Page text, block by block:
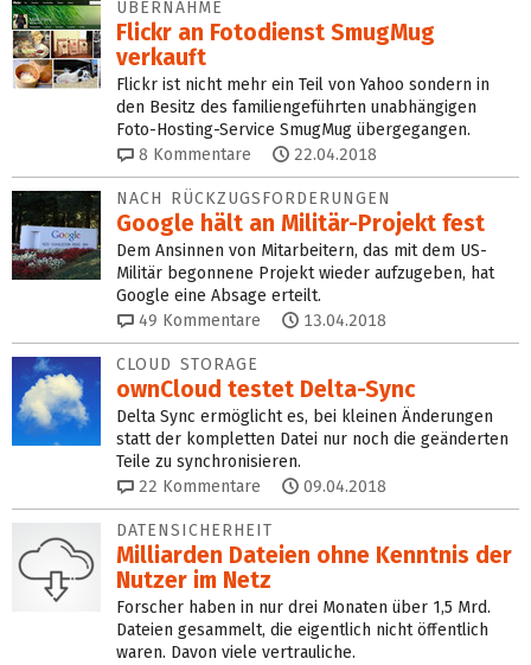
ÜBERNAHME
Flickr an Fotodienst SmugMug
verkauft
Flickr ist nicht mehr ein Teil von Yahoo sondern in
den Besitz des familiengeführten unabhängigen
Foto-Hosting-Service SmugMug übergegangen.
8 Kommentare 22.04.2018
NACH RÜCKZUGSFORDERUNGEN
Google hält an Militär-Projekt fest
Dem Ansinnen von Mitarbeitern, das mit dem US-
Militär begonnene Projekt wieder aufzugeben, hat
Google eine Absage erteilt.
49 Kommentare 13.04.2018
CLOUD STORAGE
ownCloud testet Delta-Sync
Delta Sync ermöglicht es, bei kleinen Änderungen
statt der kompletten Datei nur noch die geänderten
Teile zu synchronisieren.
22 Kommentare 09.04.2018
DATENSICHERHEIT
Milliarden Dateien ohne Kenntnis der
Nutzer im Netz
Forscher haben in nur drei Monaten über 1,5 Mrd.
Dateien gesammelt, die eigentlich nicht öffentlich
waren. Davon viele vertrauliche.